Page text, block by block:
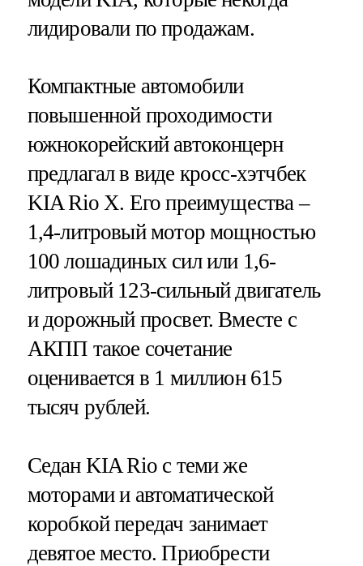
лидировали по продажам.
Компактные автомобили
повышенной проходимости
южнокорейский автоконцерн
предлагал в виде кросс-хэтчбек
KIA Rio X. Его преимущества –
1,4-литровый мотор мощностью
100 лошадиных сил или 1,6-
литровый 123-сильный двигатель
и дорожный просвет. Вместе с
АКПП такое сочетание
оценивается в 1 миллион 615
тысяч рублей.
Седан KIA Rio с теми же
моторами и автоматической
коробкой передач занимает
девятое место. Приобрести